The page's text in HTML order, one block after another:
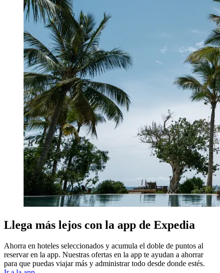
Llega más lejos con la app de Expedia
Ahorra en hoteles seleccionados y acumula el doble de puntos al
reservar en la app. Nuestras ofertas en la app te ayudan a ahorrar
para que puedas viajar más y administrar todo desde donde estés.